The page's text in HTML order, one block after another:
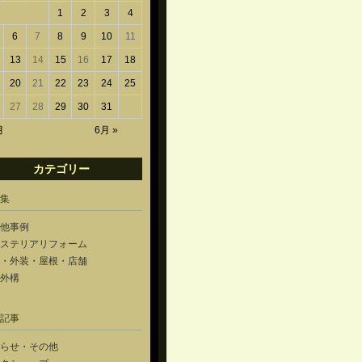
6月 »
1 2 3 4
6 7 8 9 10 11
13 14 15 16 17 18
20 21 22 23 24 25
27 28 29 30 31
カテゴリー
事例
テリアリフォーム
外装・屋根・店舗
構
事
せ・その他